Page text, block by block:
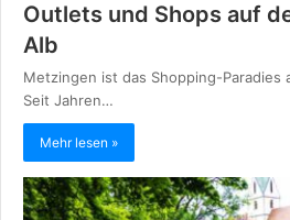
Outlets und Shops auf
Alb
Metzingen ist das Shopping-Paradies
Seit Jahren…
Mehr lesen »